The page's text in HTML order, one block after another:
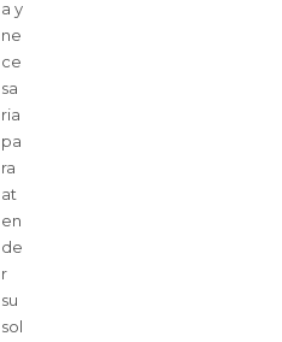
a y
ne
ce
sa
ria
pa
ra
at
en
de
r
su
sol